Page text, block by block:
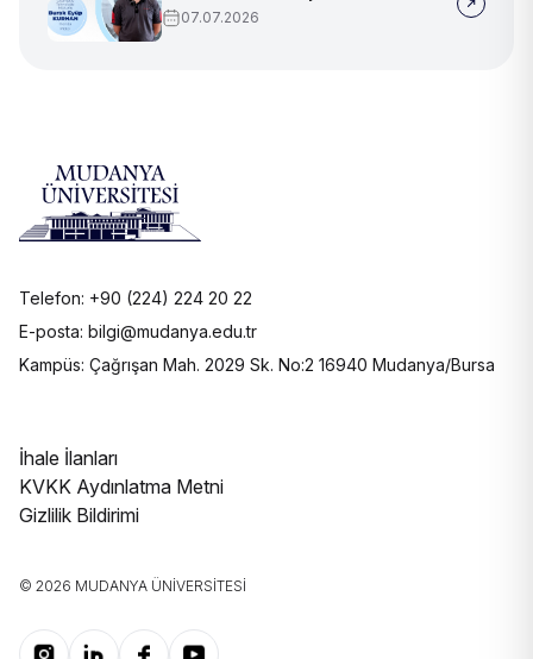
07.07.2026
Telefon: +90 (224) 224 20 22
E-posta: bilgi@mudanya.edu.tr
Kampüs: Çağrışan Mah. 2029 Sk. No:2 16940 Mudanya/Bursa
İhale İlanları
KVKK Aydınlatma Metni
Gizlilik Bildirimi
© 2026 MUDANYA ÜNIVERSITESI